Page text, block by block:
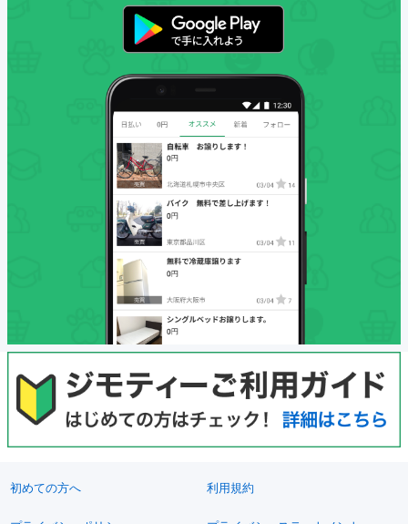
初めての方へ 利用規約